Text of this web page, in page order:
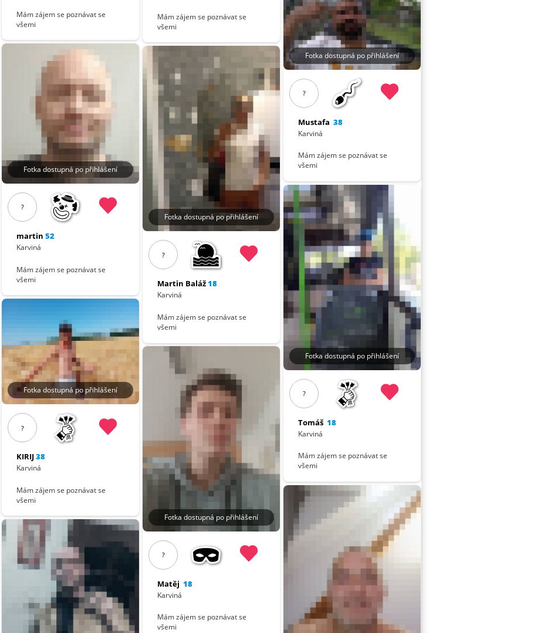
Mám zájem se poznávat se
všemi
Fotka dostupná po přihlášení
?
martin 52
Karviná
Mám zájem se poznávat se
všemi
Fotka dostupná po přihlášení
?
KIRIJ38
Karviná
Mám zájem se poznávat se
všemi
Mám zájem se poznávat se
všemi
Fotka dostupná po přihlášení
?
Martin Baláž18
Karviná
Mám zájem se poznávat se
všemi
Fotka dostupná po přihlášení
?
Matěj 18
Karviná
Mám zájem se poznávat se
všemi
Fotka dostupná po přihlášení
?
Mustafa 38
Karviná
Mám zájem se poznávat se
všemi
Fotka dostupná po přihlášení
?
Tomáš 18
Karviná
Mám zájem se poznávat se
všemi